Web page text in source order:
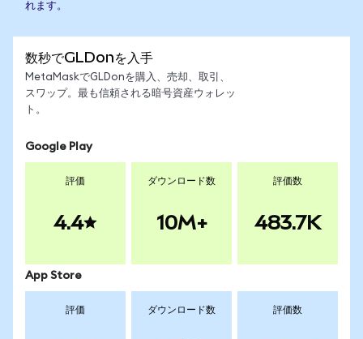
れます。
数秒でGLDonを入手
MetaMaskでGLDonを購入、売却、取引、
スワップ。最も信頼される暗号資産ウォレッ
ト。
Google Play
評価
4.4
ダウンロード数
10M+
評価数
483.7K
App Store
評価 ダウンロード数 評価数